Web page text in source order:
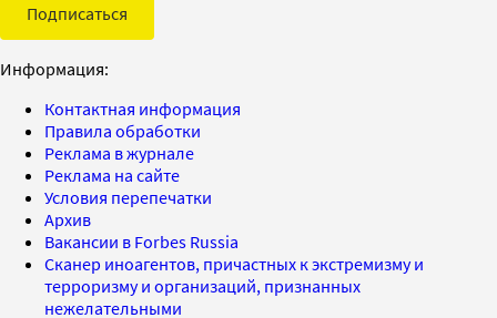
Подписаться
Информация:
Контактная информация
Правила обработки
Реклама в журнале
Реклама на сайте
Условия перепечатки
Архив
Вакансии в Forbes Russia
Сканер иноагентов, причастных к экстремизму и
терроризму и организаций, признанных
нежелательными